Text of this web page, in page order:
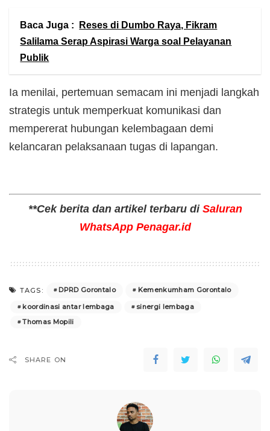
Baca Juga :
Reses di Dumbo Raya, Fikram
Salilama Serap Aspirasi Warga soal Pelayanan
Publik
Ia menilai, pertemuan semacam ini menjadi langkah
strategis untuk memperkuat komunikasi dan
mempererat hubungan kelembagaan demi
kelancaran pelaksanaan tugas di lapangan.
**Cek berita dan artikel terbaru di Saluran
WhatsApp Penagar.id
TAGS: DPRD Gorontalo
Kemenkumham Gorontalo
koordinasi antar lembaga
sinergi lembaga
Thomas Mopili
SHARE ON